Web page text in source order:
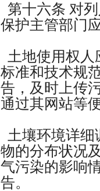
第十六条 对
保护主管部门
土地使用权
标准和技术规
告，及时上传
通过其网站等
土壤环境详
物的分布状况
气污染的影响
告。